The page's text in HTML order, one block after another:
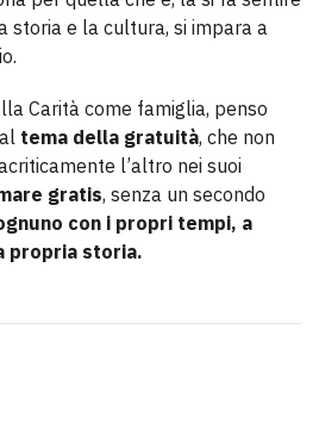
storia e la cultura, si impara a
Carità come famiglia, penso
tema della gratuità, che non
l’altro nei suoi
gratis, senza un secondo
con i propri tempi, a
propria storia.